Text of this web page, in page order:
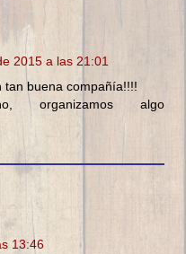
2015 a las 21:01
tan buena compañía!!!!
organizamos algo
13:46